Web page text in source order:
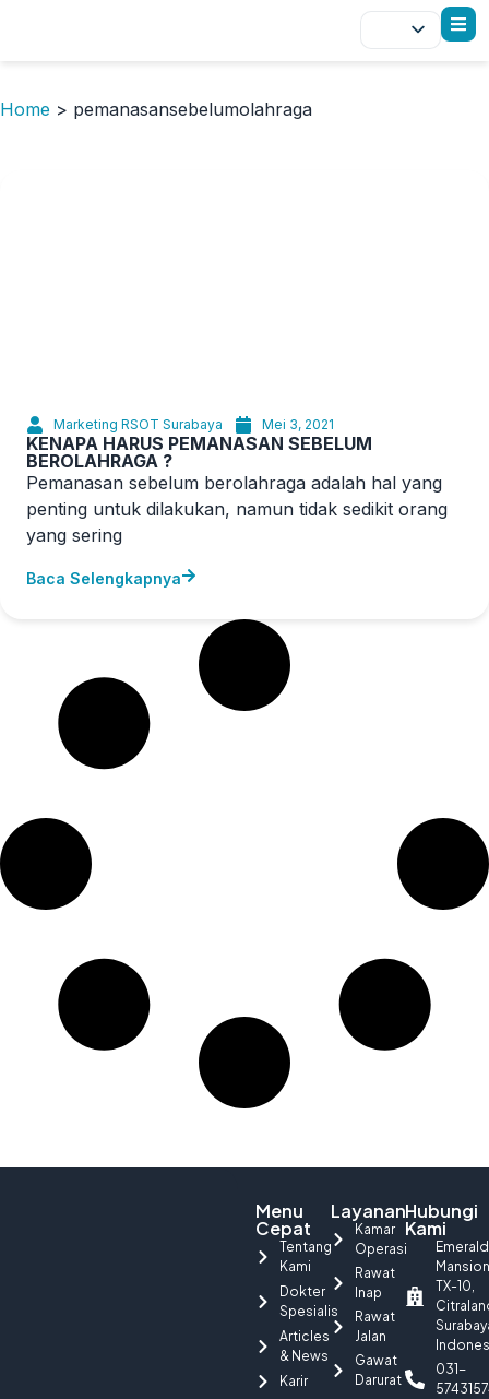
Home > pemanasansebelumolahraga
Marketing RSOT Surabaya Mei 3, 2021
KENAPA HARUS PEMANASAN SEBELUM
BEROLAHRAGA ?
Pemanasan sebelum berolahraga adalah hal yang
penting untuk dilakukan, namun tidak sedikit orang
yang sering
Baca Selengkapnya
Menu
Cepat
Tentang
Kami
Dokter
Spesialis
Articles
& News
Karir
Layanan
Kamar
Operasi
Rawat
Inap
Rawat
Jalan
Gawat
Darurat
Hubungi
Kami
Emerald
Mansion
TX-10,
031-